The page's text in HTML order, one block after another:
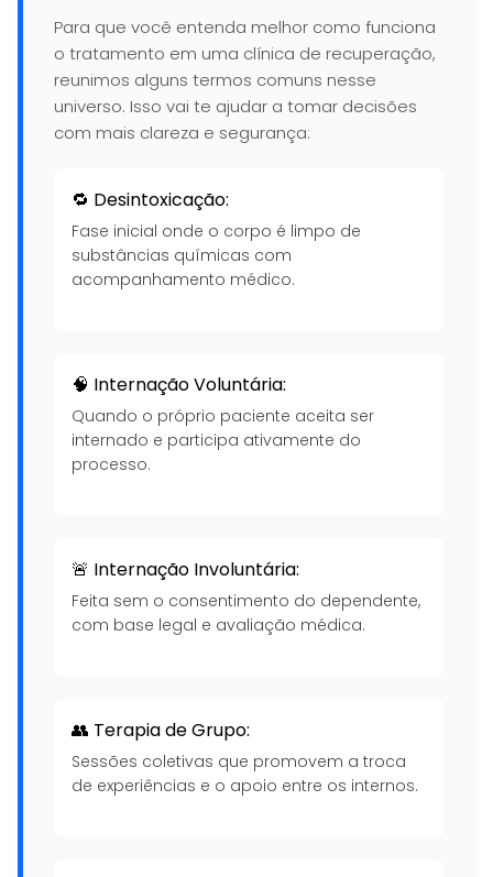
Para que você entenda melhor como funciona
o tratamento em uma clínica de recuperação,
reunimos alguns termos comuns nesse
universo. Isso vai te ajudar a tomar decisões
com mais clareza e segurança:
🔁 Desintoxicação:
Fase inicial onde o corpo é limpo de
substâncias químicas com
acompanhamento médico.
🧠 Internação Voluntária:
Quando o próprio paciente aceita ser
internado e participa ativamente do
processo.
🚨 Internação Involuntária:
Feita sem o consentimento do dependente,
com base legal e avaliação médica.
👥 Terapia de Grupo:
Sessões coletivas que promovem a troca
de experiências e o apoio entre os internos.